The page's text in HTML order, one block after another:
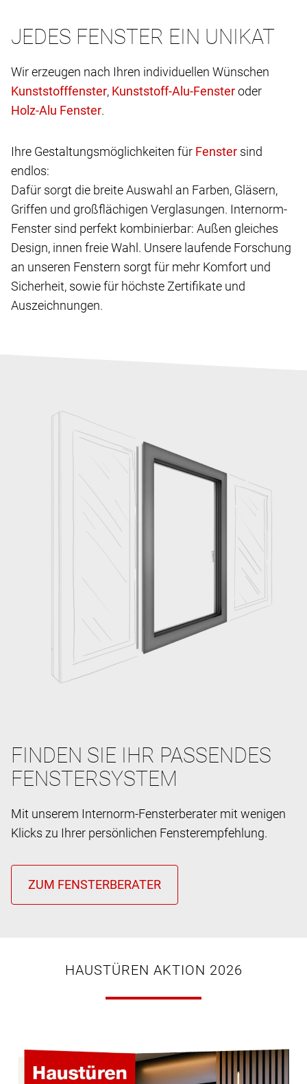
JEDES FENSTER EIN UNIKAT
Wir erzeugen nach Ihren individuellen Wünschen
,
oder
.
Ihre Gestaltungsmöglichkeiten für
sind
endlos:
Dafür sorgt die breite Auswahl an Farben, Gläsern,
Griffen und großflächigen Verglasungen. Internorm-
Fenster sind perfekt kombinierbar: Außen gleiches
Design, innen freie Wahl. Unsere laufende Forschung
an unseren Fenstern sorgt für mehr Komfort und
Sicherheit, sowie für höchste Zertifikate und
Auszeichnungen.
FINDEN SIE IHR PASSENDES
FENSTERSYSTEM
Mit unserem Internorm-Fensterberater mit wenigen
Klicks zu Ihrer persönlichen Fensterempfehlung.
HAUSTÜREN AKTION 2026